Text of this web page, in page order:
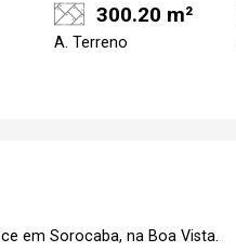
300.20 m²
A. Terreno
em Sorocaba, na Boa Vista.